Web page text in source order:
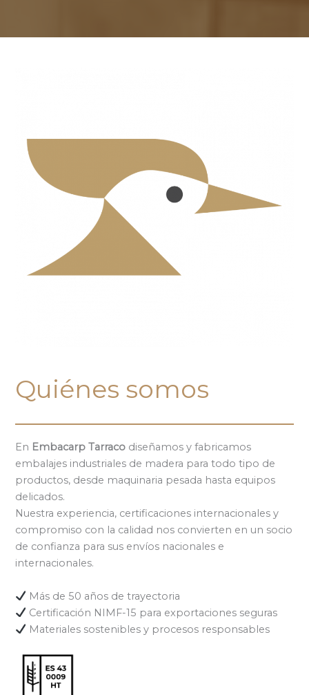
Quiénes somos
En Embacarp Tarracodiseñamos y fabricamos
embalajes industriales de madera para todo tipo de
productos, desde maquinaria pesada hasta equipos
delicados.
Nuestra experiencia, certificaciones internacionales y
compromiso con la calidad nos convierten en un socio
de confianza para sus envíos nacionales e
internacionales.
Más de 50 años de trayectoria
Certificación NIMF-15 para exportaciones seguras
Materiales sostenibles y procesos responsables